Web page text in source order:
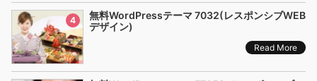
4
無料WordPressテーマ 7032(レスポンシブWEB
デザイン)
Read More